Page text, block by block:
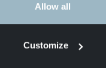
Allow all
Customize
usługą, jaką
wartością
, czyli